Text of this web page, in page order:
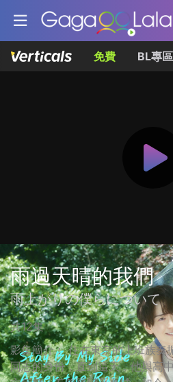
免費 BL專區
雨過天晴的我們
雨上がりの僕らについて
共12集
影集簡介： 住在東京的上班族奏
同志的身份，直到這天，他與高